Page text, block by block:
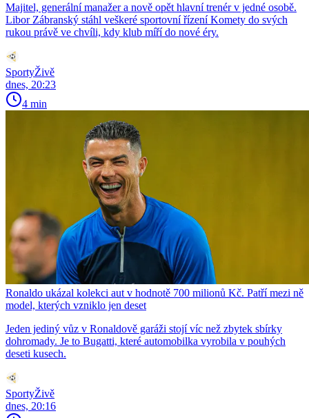
Majitel, generální manažer a nově opět hlavní trenér v jedné osobě.
Libor Zábranský stáhl veškeré sportovní řízení Komety do svých
rukou právě ve chvíli, kdy klub míří do nové éry.
SportyŽivě
dnes, 20:23
4 min
Ronaldo ukázal kolekci aut v hodnotě 700 milionů Kč. Patří mezi ně
model, kterých vzniklo jen deset
Jeden jediný vůz v Ronaldově garáži stojí víc než zbytek sbírky
dohromady. Je to Bugatti, které automobilka vyrobila v pouhých
deseti kusech.
SportyŽivě
dnes, 20:16